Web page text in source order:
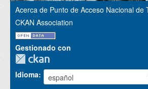
Acerca de Punto de Acceso Nacional de
CKAN Association
Gestionado con
Idioma